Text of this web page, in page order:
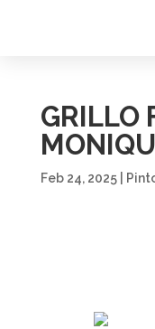
GRILLO
Feb 24, 2025|